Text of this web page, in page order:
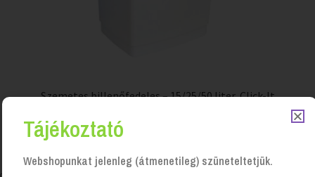
Szemetes billenőfedeles – 15/25/50 liter, Click-It
Tájékoztató
Webshopunkat jelenleg (átmenetileg) szüneteltetjük.